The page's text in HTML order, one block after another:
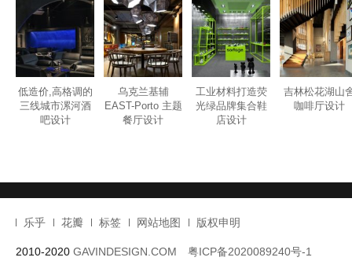
低造价,高格调的
三线城市漯河酒
吧设计
乌克兰基辅
EAST-Porto 主题
餐厅设计
工业材料打造荧
光绿品牌集合鞋
店设计
吉林松花湖山
咖啡厅设计
乐乎 花瓣 标签 网站地图 版权申明
2010-2020 GAVINDESIGN.COM 粤ICP备2020089240号-1